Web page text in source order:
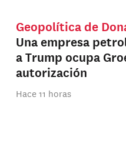
Geopolítica de
Una empresa
a Trump ocupa
autorización
Hace 11 horas